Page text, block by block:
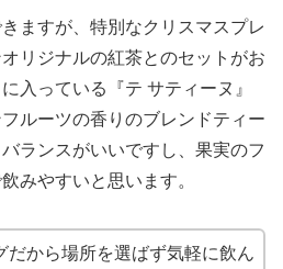
ますが、特別なクリスマスプレ
リジナルの紅茶とのセットがお
入っている『テ サティーヌ』
ルーツの香りのブレンドティー
ランスがいいですし、果実のフ
みやすいと思います。
だから場所を選ばず気軽に飲ん